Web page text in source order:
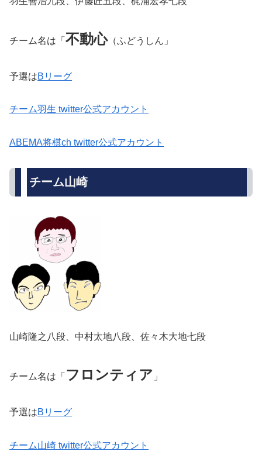
チーム名は「 不動心（ふどうしん」
予選はBリーグ
チーム羽生 twitter公式アカウント
ABEMA将棋ch twitter公式アカウント
チーム山崎
山崎隆之八段、中村太地八段、佐々木大地七段
チーム名は「 フロンティア 」
予選はBリーグ
チーム山崎 twitter公式アカウント